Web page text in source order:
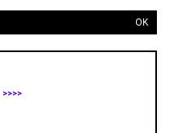
OK
>>>>